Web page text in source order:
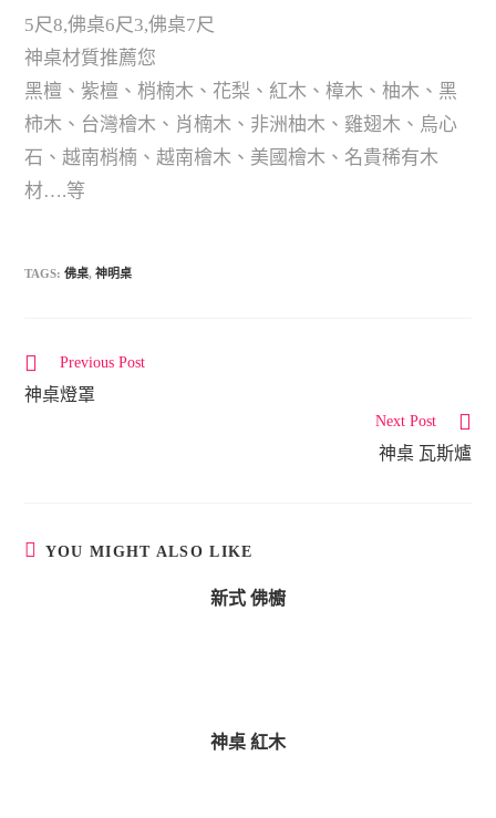
5尺8,佛桌6尺3,佛桌7尺
神桌材質推薦您
黑檀、紫檀、梢楠木、花梨、紅木、樟木、柚木、黑
柿木、台灣檜木、肖楠木、非洲柚木、雞翅木、烏心
石、越南梢楠、越南檜木、美國檜木、名貴稀有木
材….等
TAGS:佛桌, 神明桌
C
o
u
Previous Post
神桌燈罩
Next Post
神桌 瓦斯爐
YOU MIGHT ALSO LIKE
新式 佛櫥
神桌 紅木